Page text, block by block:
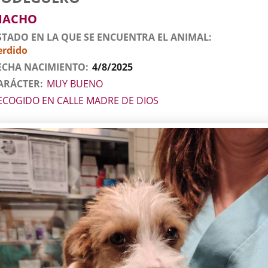
EN LA QUE SE ENCUENTRA EL ANIMAL
NACIMIENTO 4/8/2025
MUY BUENO
EN CALLE MADRE DE DIOS